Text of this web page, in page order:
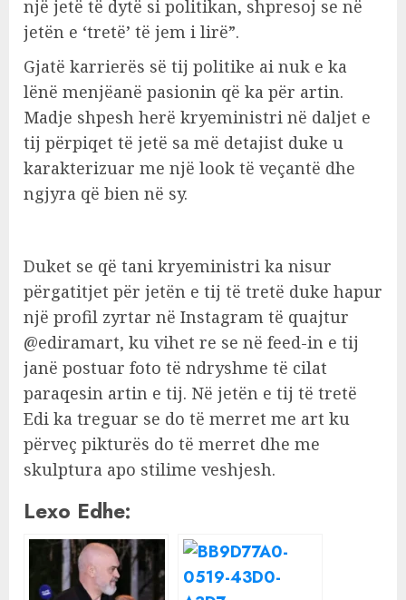
një jetë të dytë si politikan, shpresoj se në
jetën e ‘tretë’ të jem i lirë”.
Gjatë karrierës së tij politike ai nuk e ka
lënë menjëanë pasionin që ka për artin.
Madje shpesh herë kryeministri në daljet e
tij përpiqet të jetë sa më detajist duke u
karakterizuar me një look të veçantë dhe
ngjyra që bien në sy.
Duket se që tani kryeministri ka nisur
përgatitjet për jetën e tij të tretë duke hapur
një profil zyrtar në Instagram të quajtur
@ediramart, ku vihet re se në feed-in e tij
janë postuar foto të ndryshme të cilat
paraqesin artin e tij. Në jetën e tij të tretë
Edi ka treguar se do të merret me art ku
përveç pikturës do të merret dhe me
skulptura apo stilime veshjesh.
Lexo Edhe: